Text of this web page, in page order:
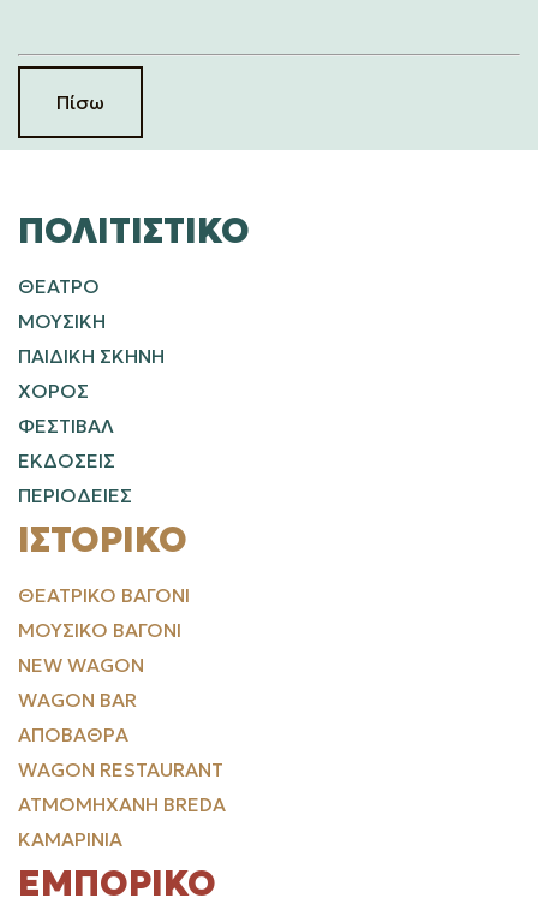
Πίσω
ΠΟΛΙΤΙΣΤΙΚΌ
ΘΕΑΤΡΟ
ΜΟΥΣΙΚΗ
ΠΑΙΔΙΚΗ ΣΚΗΝΗ
ΧΟΡΟΣ
ΦΕΣΤΙΒΑΛ
ΕΚΔΟΣΕΙΣ
ΠΕΡΙΟΔΕΙΕΣ
ΙΣΤΟΡΙΚΌ
ΘΕΑΤΡΙΚΌ ΒΑΓΌΝΙ
ΜΟΥΣΙΚΌ ΒΑΓΌΝΙ
NEW WAGON
WAGON BAR
ΑΠΟΒΆΘΡΑ
WAGON RESTAURANT
ΑΤΜΟΜΗΧΑΝΉ BREDA
ΚΑΜΑΡΊΝΙΑ
ΕΜΠΟΡΙΚΌ